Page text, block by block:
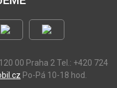
00 Praha 2 Tel.: +420 724
Po-Pá 10-18 hod.